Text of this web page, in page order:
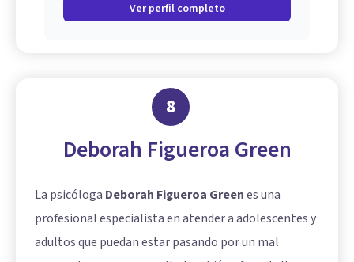
Ver perfil completo
8
Deborah Figueroa Green
La psicóloga Deborah Figueroa Greenes una
profesional especialista en atender a adolescentes y
adultos que puedan estar pasando por un mal